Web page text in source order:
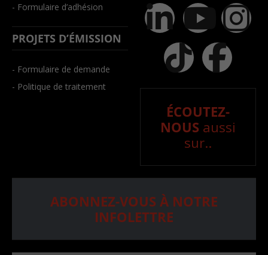
- Formulaire d’adhésion
PROJETS D’ÉMISSION
- Formulaire de demande
- Politique de traitement
ÉCOUTEZ-
NOUS aussi
sur..
ABONNEZ-VOUS À NOTRE
INFOLETTRE